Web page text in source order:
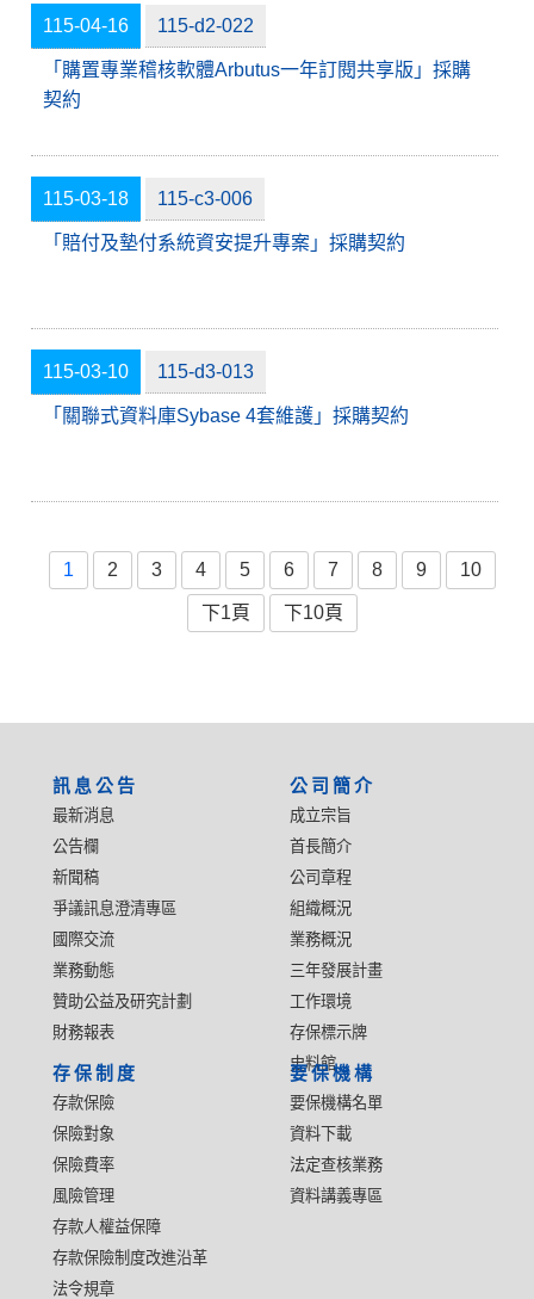
115-04-16
「購置專業稽核軟體Arbutus一年訂閱共享版」採購
契約
115-d2-022
115-03-18
「賠付及墊付系統資安提升專案」採購契約
115-c3-006
115-03-10
「關聯式資料庫Sybase 4套維護」採購契約
115-d3-013
1 2 3 4 5 6 7 8 9 10
下1頁 下10頁
訊息公告
最新消息
公告欄
新聞稿
爭議訊息澄清專區
國際交流
業務動態
贊助公益及研究計劃
財務報表
公司簡介
成立宗旨
首長簡介
公司章程
組織概況
業務概況
三年發展計畫
工作環境
存保標示牌
史料館
存保制度
存款保險
保險對象
保險費率
風險管理
存款人權益保障
存款保險制度改進沿革
法令規章
要保機構
要保機構名單
資料下載
法定查核業務
資料講義專區